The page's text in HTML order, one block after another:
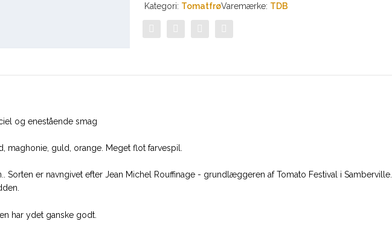
Kategori: TomatfrøVaremærke: TDB
og enestående smag
maghonie, guld, orange. Meget flot farvespil.
Sorten er navngivet efter Jean Michel Rouffinage - grundlæggeren af Tomato Festival i Samberville.
har ydet ganske godt.